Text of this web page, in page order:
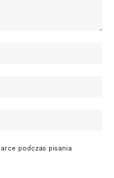
podczas pisania